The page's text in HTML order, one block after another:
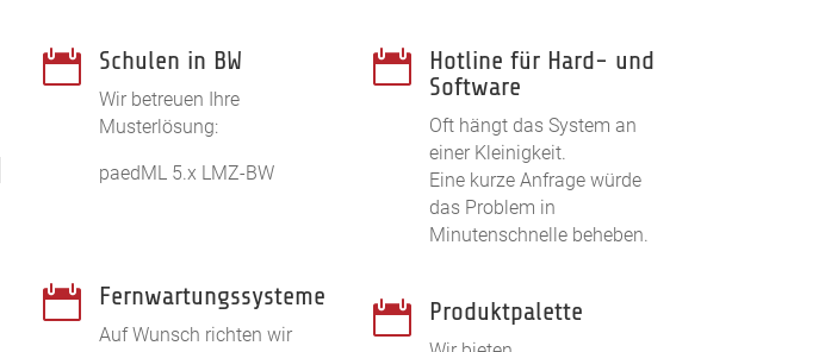
 Schulen in BW
Wir betreuen Ihre
Musterlösung:
paedML 5.x LMZ-BW
 Fernwartungssysteme
Auf Wunsch richten wir

Hotline für Hard- und
Software
Oft hängt das System an
einer Kleinigkeit.
Eine kurze Anfrage würde
das Problem in
Minutenschnelle beheben.
 Produktpalette